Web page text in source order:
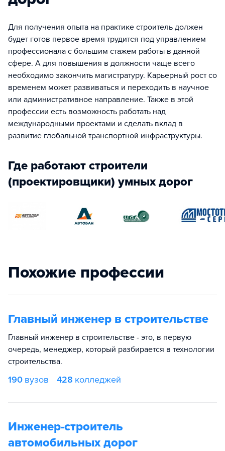
Для получения опыта на практике строитель должен
будет готов первое время трудится под управлением
профессионала с большим стажем работы в данной
сфере. А для повышения в должности чаще всего
необходимо закончить магистратуру. Карьерный рост со
временем может развиваться и переходить в научное
или административное направление. Также в этой
профессии есть возможность работать над
международными проектами и сделать вклад в
развитие глобальной транспортной инфраструктуры.
Где работают строители
(проектировщики) умных дорог
Похожие профессии
Главный инженер в строительстве
Главный инженер в строительстве - это, в первую
очередь, менеджер, который разбирается в технологии
строительства.
190 вузов 428 колледжей
Инженер-строитель
автомобильных дорог